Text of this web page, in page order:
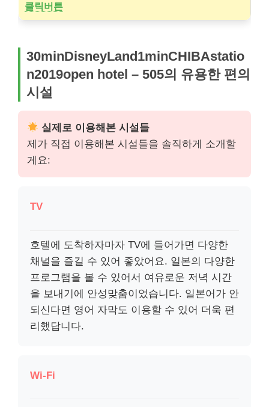
클릭버튼
30minDisneyLand1minCHIBAstatio
n2019open hotel – 505의 유용한 편의
시설
실제로 이용해본 시설들
제가 직접 이용해본 시설들을 솔직하게 소개할
게요:
TV
호텔에 도착하자마자 TV에 들어가면 다양한
채널을 즐길 수 있어 좋았어요. 일본의 다양한
프로그램을 볼 수 있어서 여유로운 저녁 시간
을 보내기에 안성맞춤이었습니다. 일본어가 안
되신다면 영어 자막도 이용할 수 있어 더욱 편
리했답니다.
Wi-Fi